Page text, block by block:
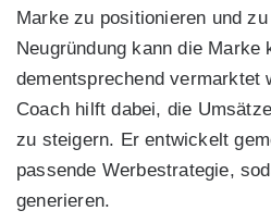
Marke zu positionieren und
Neugründung kann die Marke
dementsprechend vermarktet
Coach hilft dabei, die
zu steigern. Er entwickelt
passende Werbestrategie,
generieren.